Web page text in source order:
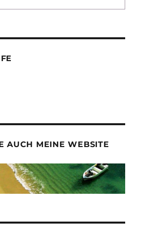
AUCH MEINE WEBSITE